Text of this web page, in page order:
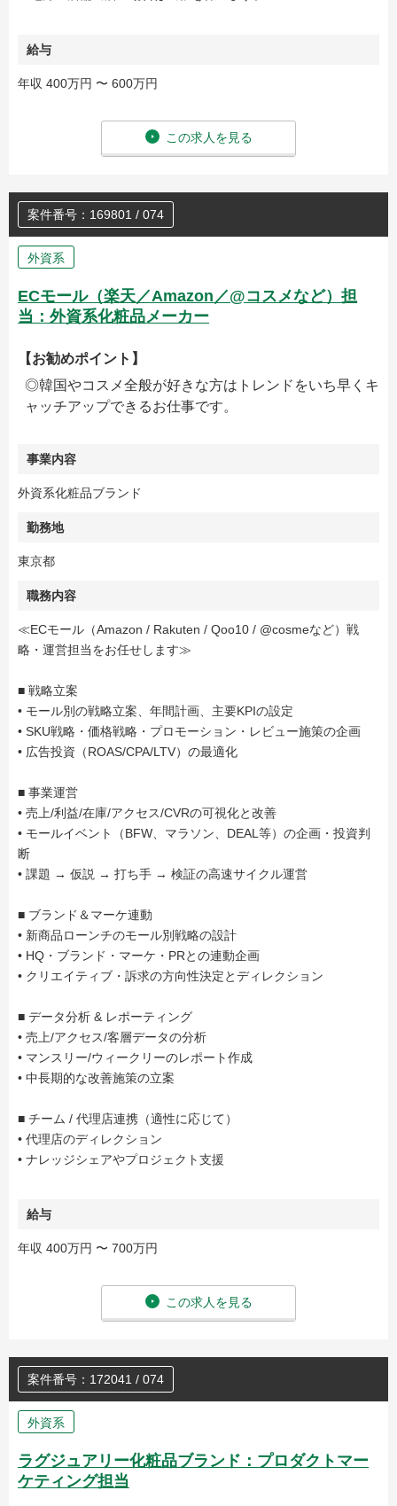
給与
年収 400万円 〜 600万円
この求人を見る
案件番号：169801 / 074
外資系
ECモール（楽天／Amazon／@コスメなど）担
当：外資系化粧品メーカー
【お勧めポイント】
◎韓国やコスメ全般が好きな方はトレンドをいち早くキ
ャッチアップできるお仕事です。
事業内容
外資系化粧品ブランド
勤務地
東京都
職務内容
≪ECモール（Amazon / Rakuten / Qoo10 / @cosmeなど）戦
略・運営担当をお任せします≫
■ 戦略立案
• モール別の戦略立案、年間計画、主要KPIの設定
• SKU戦略・価格戦略・プロモーション・レビュー施策の企画
• 広告投資（ROAS/CPA/LTV）の最適化
■ 事業運営
• 売上/利益/在庫/アクセス/CVRの可視化と改善
• モールイベント（BFW、マラソン、DEAL等）の企画・投資判
断
• 課題 → 仮説 → 打ち手 → 検証の高速サイクル運営
■ ブランド＆マーケ連動
• 新商品ローンチのモール別戦略の設計
• HQ・ブランド・マーケ・PRとの連動企画
• クリエイティブ・訴求の方向性決定とディレクション
■ データ分析 & レポーティング
• 売上/アクセス/客層データの分析
• マンスリー/ウィークリーのレポート作成
• 中長期的な改善施策の立案
■ チーム / 代理店連携（適性に応じて）
• 代理店のディレクション
• ナレッジシェアやプロジェクト支援
給与
年収 400万円 〜 700万円
この求人を見る
案件番号：172041 / 074
外資系
ラグジュアリー化粧品ブランド：プロダクトマー
ケティング担当